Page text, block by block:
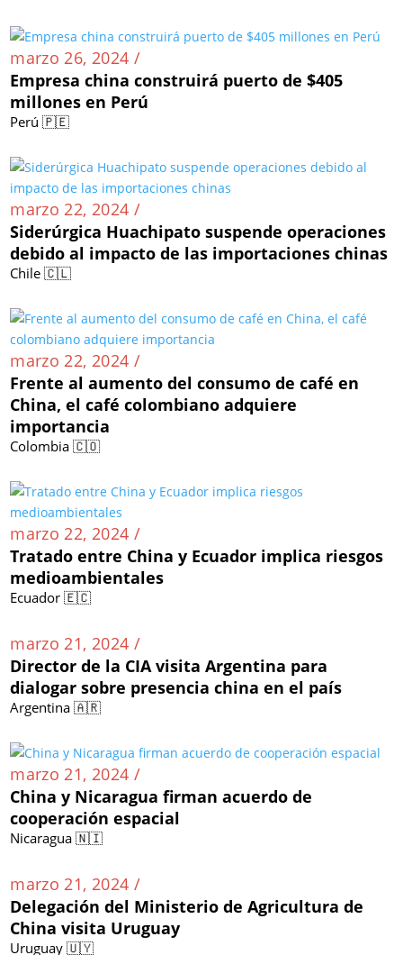
Colombia 🇨🇴
marzo 26, 2024 /
Empresa china construirá puerto de $405
Perú 🇵🇪
marzo 22, 2024 /
Siderúrgica Huachipato suspende operaciones
Chile 🇨🇱
marzo 22, 2024 /
Frente al aumento del consumo de café en
China, el café colombiano adquiere
Colombia 🇨🇴
marzo 22, 2024 /
Tratado entre China y Ecuador implica riesgos
Ecuador 🇪🇨
Director de la CIA visita Argentina para
dialogar sobre presencia china en el país
Argentina 🇦🇷
China y Nicaragua firman acuerdo de
cooperación espacial
Nicaragua 🇳🇮